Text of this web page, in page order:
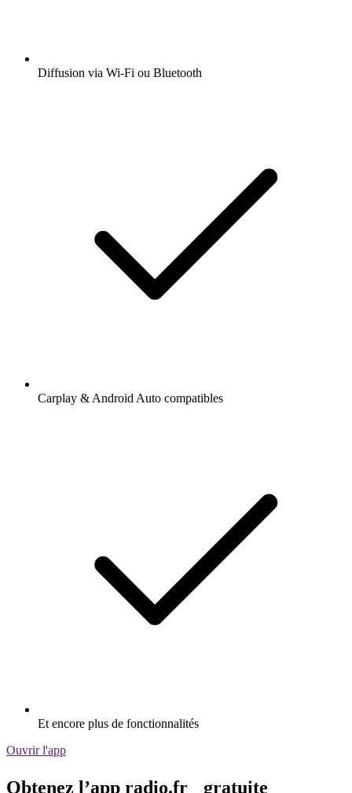
Diffusion via Wi-Fi ou Bluetooth
Carplay & Android Auto compatibles
Et encore plus de fonctionnalités
Ouvrir l'app
Obtenez l’app radio.fr gratuite